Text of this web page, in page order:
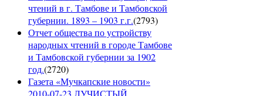
чтений в г. Тамбове и Тамбовской
губернии. 1893 – 1903 г.г.(2793)
Отчет общества по устройству
народных чтений в городе Тамбове
и Тамбовской губернии за 1902
год.(2720)
Газета «Мучкапские новости»